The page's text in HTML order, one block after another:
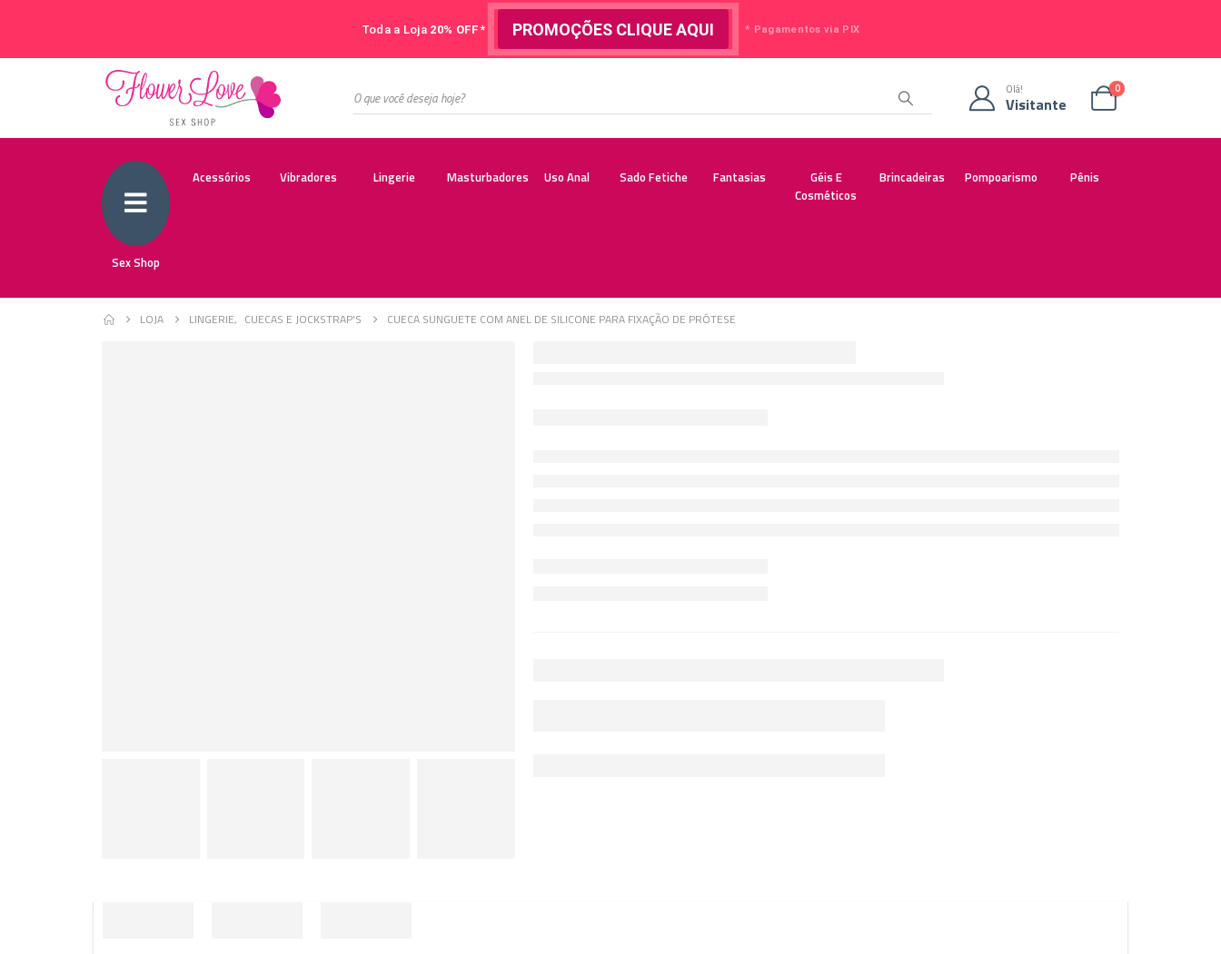
Toda a Loja 20% OFF* PROMOÇÕES CLIQUE AQUI * Pagamentos via PIX
Olá!
Visitante
0
Sex Shop
Acessórios Vibradores Lingerie Masturbadores Uso Anal Sado Fetiche Fantasias
Géis E
Cosméticos
Brincadeiras Pompoarismo Pênis
LOJA LINGERIE, CUECAS E JOCKSTRAP'S CUECA SUNGUETE COM ANEL DE SILICONE PARA FIXAÇÃO DE PRÓTESE